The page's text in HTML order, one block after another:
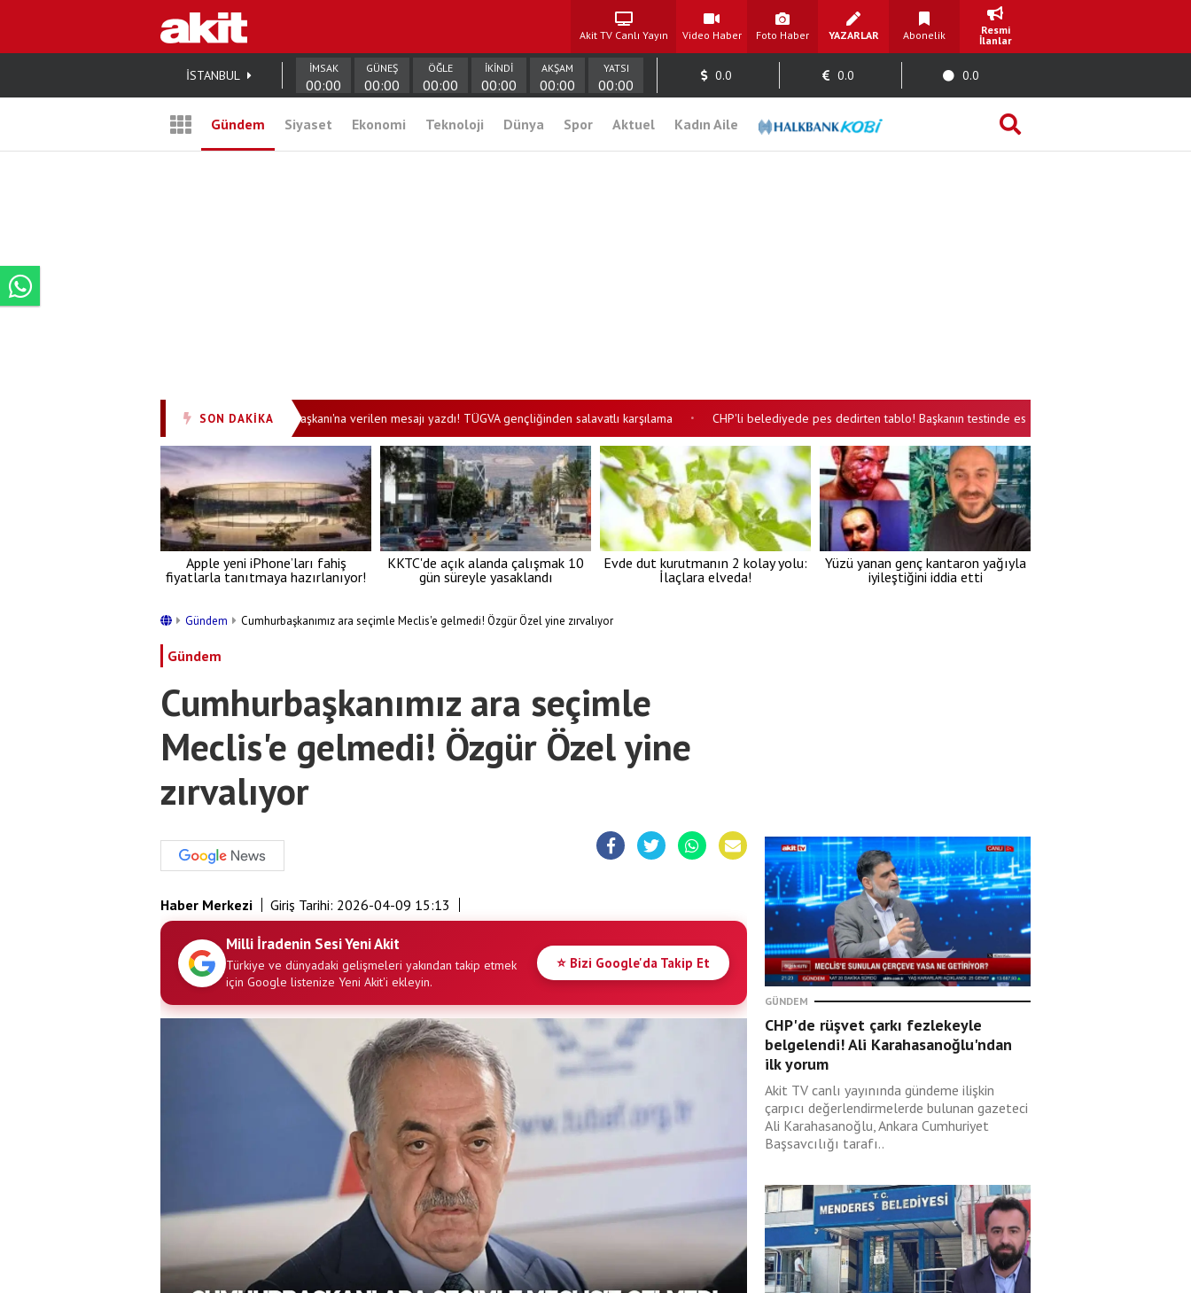
Akit TV Canlı Yayın Video Haber Foto Haber YAZARLAR Abonelik
Resmi
İlanlar
İSTANBUL İMSAK
00:00
GÜNEŞ
00:00
ÖĞLE
00:00
İKİNDİ
00:00
AKŞAM
00:00
YATSI
00:00
0.0 0.0 0.0
Gündem Siyaset Ekonomi Teknoloji Dünya Spor Aktuel Kadın Aile
SON DAKİKA
Ali Rıza Demircan Cumhurbaşkanı'na verilen mesajı yazdı! TÜGVA gençliğinden salavatlı karşılama • CHP'li belediyede pes dedirten tablo! Başkanın testinde esrar, yardımcısında kokain tespit edildi
Apple yeni iPhone’ları fahiş
fiyatlarla tanıtmaya hazırlanıyor!
KKTC'de açık alanda çalışmak 10
gün süreyle yasaklandı
Evde dut kurutmanın 2 kolay yolu:
İlaçlara elveda!
Yüzü yanan genç kantaron yağıyla
iyileştiğini iddia etti
Gündem Cumhurbaşkanımız ara seçimle Meclis'e gelmedi! Özgür Özel yine zırvalıyor
Gündem
Cumhurbaşkanımız ara seçimle
Meclis'e gelmedi! Özgür Özel yine
zırvalıyor
Haber Merkezi Giriş Tarihi: 2026-04-09 15:13
Milli İradenin Sesi Yeni Akit
Türkiye ve dünyadaki gelişmeleri yakından takip etmek
için Google listenize Yeni Akit'i ekleyin.
⭐ Bizi Google'da Takip Et
GÜNDEM
CHP'de rüşvet çarkı fezlekeyle
belgelendi! Ali Karahasanoğlu'ndan
ilk yorum
Akit TV canlı yayınında gündeme ilişkin
çarpıcı değerlendirmelerde bulunan gazeteci
Ali Karahasanoğlu, Ankara Cumhuriyet
Başsavcılığı tarafı..